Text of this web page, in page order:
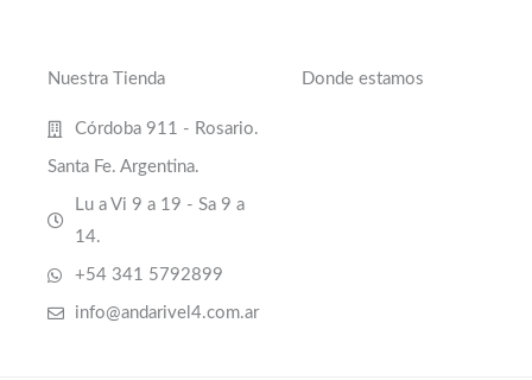
Nuestra Tienda
Córdoba 911 - Rosario.
Santa Fe. Argentina.
Lu a Vi 9 a 19 - Sa 9 a
14.
+54 341 5792899
info@andarivel4.com.ar
Donde estamos